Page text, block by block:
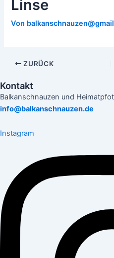
Linse
Von
ZURÜCK
Kontakt
Balkanschnauzen und
info@balkanschnauzen.de
Instagram